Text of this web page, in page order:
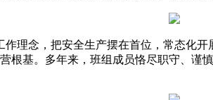
念，把安全生产摆在首位，常态化
根基。多年来，班组成员恪尽职守、